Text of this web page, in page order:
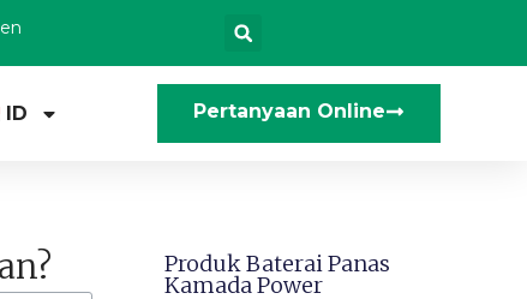
ID Pertanyaan Online
Produk Baterai Panas
Kamada Power